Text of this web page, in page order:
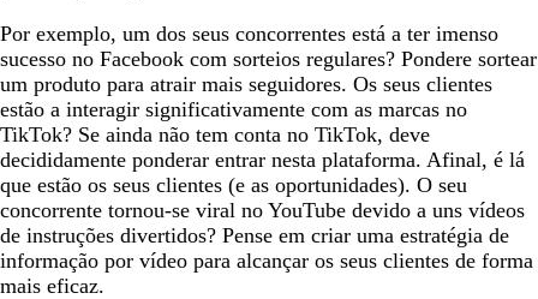
Por exemplo, um dos seus concorrentes está a ter imenso
sucesso no Facebook com sorteios regulares? Pondere sortear
um produto para atrair mais seguidores. Os seus clientes
estão a interagir significativamente com as marcas no
TikTok? Se ainda não tem conta no TikTok, deve
decididamente ponderar entrar nesta plataforma. Afinal, é lá
que estão os seus clientes (e as oportunidades). O seu
concorrente tornou-se viral no YouTube devido a uns vídeos
de instruções divertidos? Pense em criar uma estratégia de
informação por vídeo para alcançar os seus clientes de forma
mais eficaz.